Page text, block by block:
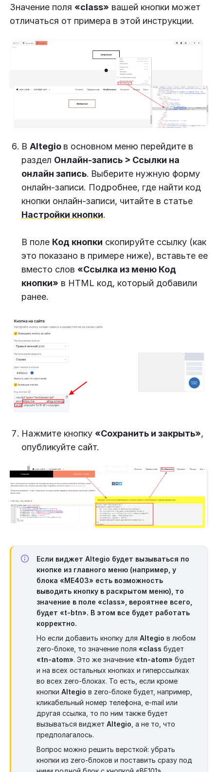
Значение поля «class» вашей кнопки может
отличаться от примера в этой инструкции.
В Altegio в основном меню перейдите в
раздел Онлайн-запись > Ссылки на
онлайн запись. Выберите нужную форму
онлайн-записи. Подробнее, где найти код
кнопки онлайн-записи, читайте в статье
Настройки кнопки.
В поле Код кнопки скопируйте ссылку (как
это показано в примере ниже), вставьте ее
вместо слов «Ссылка из меню Код
кнопки» в HTML код, который добавили
ранее.
Нажмите кнопку «Сохранить и закрыть»,
опубликуйте сайт.
Если виджет Altegio будет вызываться по
кнопке из главного меню (например, у
блока «ME403» есть возможность
выводить кнопку в раскрытом меню), то
значение в поле «class» , вероятнее всего,
будет «t-btn». В этом все будет работать
корректно.
Но если добавить кнопку для Altegio в любом
zero-блоке, то значение поля «class будет
«tn-atom». Это же значение «tn-atom» будет
и на всех остальных кнопках и гиперссылках
во всех zero-блоках. То есть, если кроме
кнопки Altegio в zero-блоке будет, например,
кликабельный номер телефона, e-mail или
другая ссылка, то по ним также будет
вызываться виджет Altegio , а не то, что
предполагалось.
Вопрос можно решить версткой: убрать
кнопки из zero-блоков и поставить сразу под